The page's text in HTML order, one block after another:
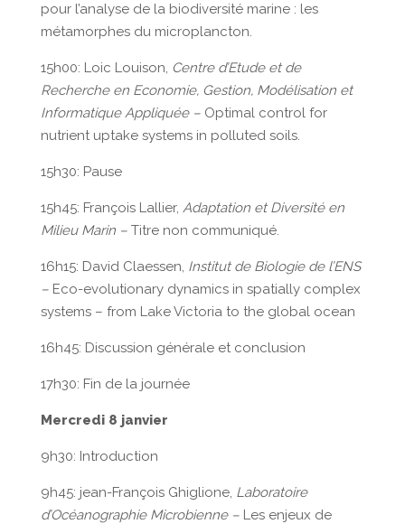
pour l’analyse de la biodiversité marine : les
métamorphes du microplancton.
15h00: Loic Louison, Centre d’Etude et de
Recherche en Economie, Gestion, Modélisation et
Informatique Appliquée – Optimal control for
nutrient uptake systems in polluted soils.
15h30: Pause
15h45: François Lallier, Adaptation et Diversité en
Milieu Marin – Titre non communiqué.
16h15: David Claessen, Institut de Biologie de l’ENS
– Eco-evolutionary dynamics in spatially complex
systems – from Lake Victoria to the global ocean
16h45: Discussion générale et conclusion
17h30: Fin de la journée
Mercredi 8 janvier
9h30: Introduction
9h45: jean-François Ghiglione, Laboratoire
d’Océanographie Microbienne – Les enjeux de